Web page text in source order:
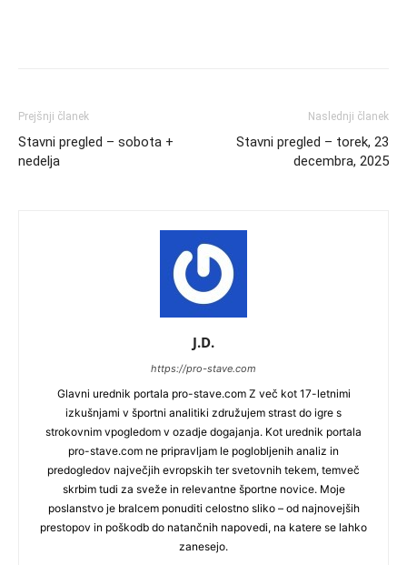
Prejšnji članek
Stavni pregled – sobota +
nedelja
Naslednji članek
Stavni pregled – torek, 23
decembra, 2025
J.D.
https://pro-stave.com
Glavni urednik portala pro-stave.com Z več kot 17-letnimi
izkušnjami v športni analitiki združujem strast do igre s
strokovnim vpogledom v ozadje dogajanja. Kot urednik portala
pro-stave.com ne pripravljam le poglobljenih analiz in
predogledov največjih evropskih ter svetovnih tekem, temveč
skrbim tudi za sveže in relevantne športne novice. Moje
poslanstvo je bralcem ponuditi celostno sliko – od najnovejših
prestopov in poškodb do natančnih napovedi, na katere se lahko
zanesejo.